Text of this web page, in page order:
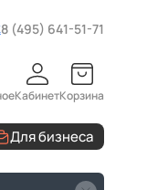
8 (495) 641-51-71
КабинетКорзина
Для бизнеса